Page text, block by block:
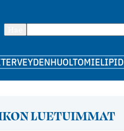
TERVEYDENHUOLTOMIELIPIDE
LUETUIMMAT